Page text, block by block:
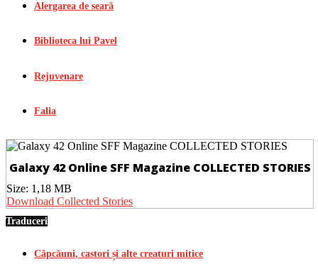
Alergarea de seară
Biblioteca lui Pavel
Rejuvenare
Falia
Galaxy 42 Online SFF Magazine COLLECTED STORIES
Size: 1,18 MB
Download Collected Stories
Traduceri
Căpcăuni, castori și alte creaturi mitice